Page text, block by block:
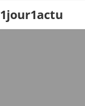
1jour1actu